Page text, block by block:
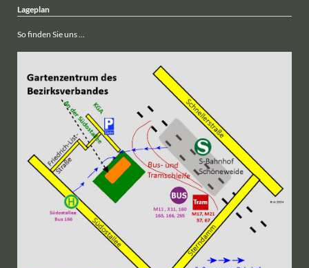
Lageplan
So finden Sie uns ...